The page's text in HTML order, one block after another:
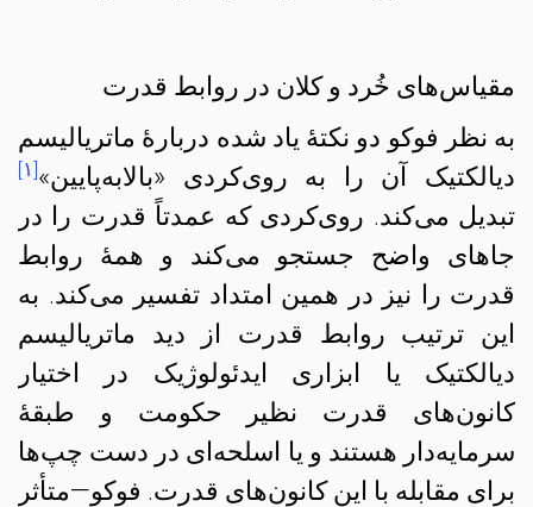
مقیاس‌های خُرد و کلان در روابط قدرت
به نظر فوکو دو نکتهٔ یاد شده دربارهٔ ماتریالیسم
دیالکتیک آن را به روی‌کردی «بالابه‌پایین»[۱]
تبدیل می‌کند. روی‌کردی که عمدتاً قدرت را در
جاهای واضح جستجو می‌کند و همهٔ روابط
قدرت را نیز در همین امتداد تفسیر می‌کند. به
این ترتیب روابط قدرت از دید ماتریالیسم
دیالکتیک یا ابزاری ایدئولوژیک در اختیار
کانون‌های قدرت نظیر حکومت و طبقهٔ
سرمایه‌دار هستند و یا اسلحه‌ای در دست چپ‌ها
برای مقابله با این کانون‌های قدرت. فوکو—متأثر